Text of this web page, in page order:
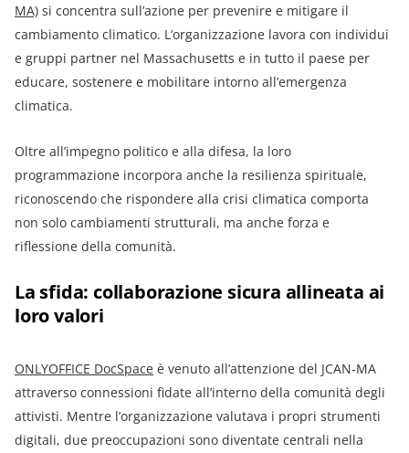
MA) si concentra sull’azione per prevenire e mitigare il
cambiamento climatico. L’organizzazione lavora con individui
e gruppi partner nel Massachusetts e in tutto il paese per
educare, sostenere e mobilitare intorno all’emergenza
climatica.
Oltre all’impegno politico e alla difesa, la loro
programmazione incorpora anche la resilienza spirituale,
riconoscendo che rispondere alla crisi climatica comporta
non solo cambiamenti strutturali, ma anche forza e
riflessione della comunità.
La sfida: collaborazione sicura allineata ai
loro valori
ONLYOFFICE DocSpace è venuto all’attenzione del JCAN-MA
attraverso connessioni fidate all’interno della comunità degli
attivisti. Mentre l’organizzazione valutava i propri strumenti
digitali, due preoccupazioni sono diventate centrali nella